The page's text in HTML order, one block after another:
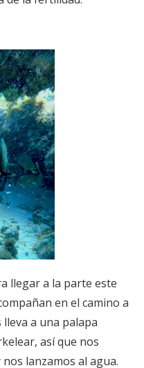
llegar a la parte este
en el camino a
a una palapa
así que nos
lanzamos al agua.